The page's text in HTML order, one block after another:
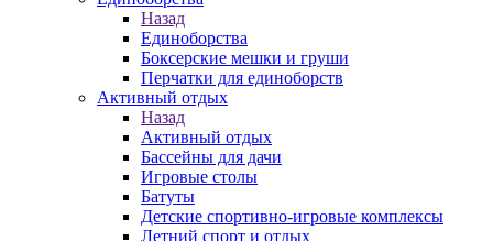
Назад
Единоборства
Боксерские мешки и груши
Перчатки для единоборств
Активный отдых
Назад
Активный отдых
Бассейны для дачи
Игровые столы
Батуты
Детские спортивно-игровые комплексы
Летний спорт и отдых